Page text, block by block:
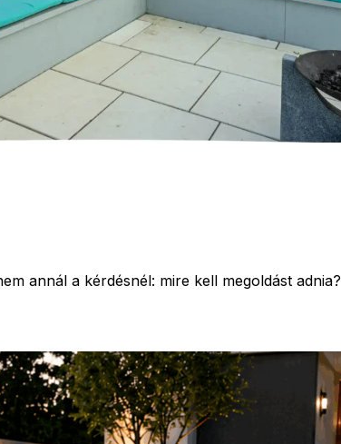
annál a kérdésnél: mire kell megoldást